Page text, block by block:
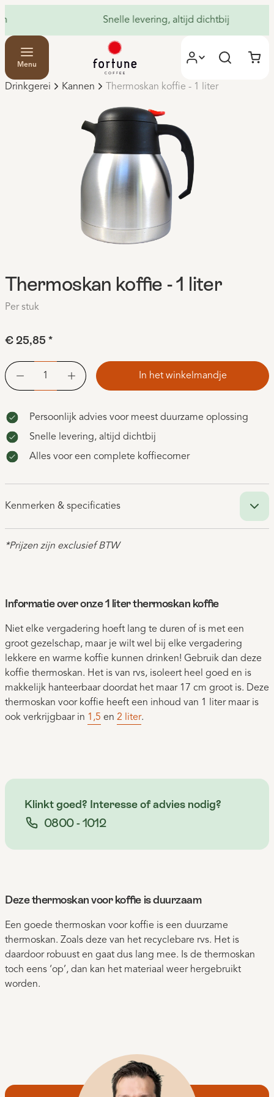
Snelle levering, altijd dichtbij
Menu
Drinkgerei Kannen Thermoskan koffie - 1 liter
Thermoskan koffie - 1 liter
Per stuk
€ 25,85 *
In het winkelmandje
Persoonlijk advies voor meest duurzame oplossing
Snelle levering, altijd dichtbij
Alles voor een complete koffiecorner
Kenmerken & specificaties
*Prijzen zijn exclusief BTW
Informatie over onze 1 liter thermoskan koffie
Niet elke vergadering hoeft lang te duren of is met een
groot gezelschap, maar je wilt wel bij elke vergadering
lekkere en warme koffie kunnen drinken! Gebruik dan deze
koffie thermoskan. Het is van rvs, isoleert heel goed en is
makkelijk hanteerbaar doordat het maar 17 cm groot is. Deze
thermoskan voor koffie heeft een inhoud van 1 liter maar is
ook verkrijgbaar in 1,5 en 2 liter.
Klinkt goed? Interesse of advies nodig?
0800 - 1012
Deze thermoskan voor koffie is duurzaam
Een goede thermoskan voor koffie is een duurzame
thermoskan. Zoals deze van het recyclebare rvs. Het is
daardoor robuust en gaat dus lang mee. Is de thermoskan
toch eens ‘op’, dan kan het materiaal weer hergebruikt
worden.